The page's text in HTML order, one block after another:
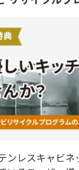
ンレスキャビネ